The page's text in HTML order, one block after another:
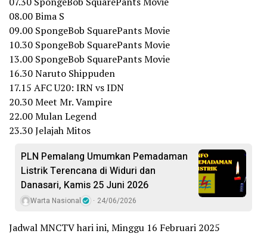
08.00 Bima S
09.00 SpongeBob SquarePants Movie
10.30 SpongeBob SquarePants Movie
13.00 SpongeBob SquarePants Movie
16.30 Naruto Shippuden
17.15 AFC U20: IRN vs IDN
20.30 Meet Mr. Vampire
22.00 Mulan Legend
23.30 Jelajah Mitos
PLN Pemalang Umumkan Pemadaman
Listrik Terencana di Widuri dan
Danasari, Kamis 25 Juni 2026
Warta Nasional 24/06/2026
Jadwal MNCTV hari ini, Minggu 16 Februari 2025